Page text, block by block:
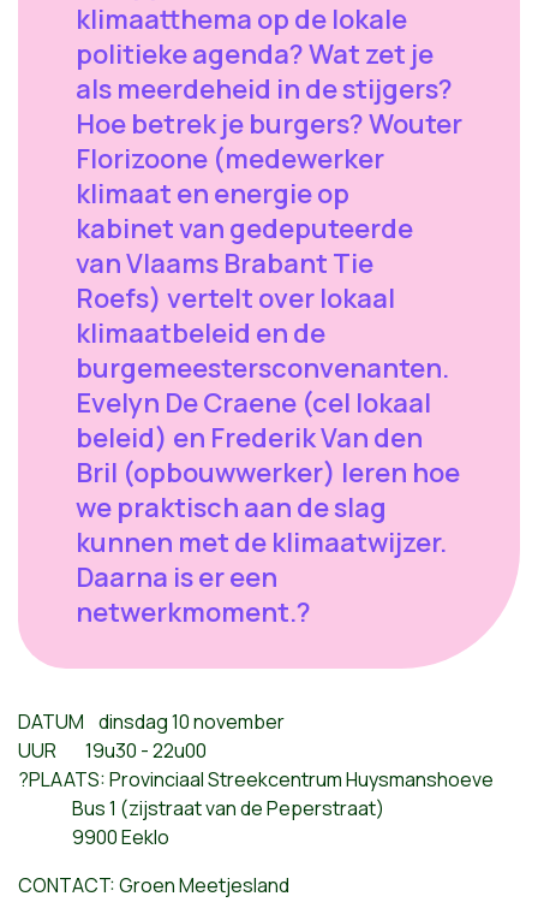
klimaatthema op de lokale
politieke agenda? Wat zet je
als meerdeheid in de stijgers?
Hoe betrek je burgers? Wouter
Florizoone (medewerker
klimaat en energie op
kabinet van gedeputeerde
van Vlaams Brabant Tie
Roefs) vertelt over lokaal
klimaatbeleid en de
burgemeestersconvenanten.
Evelyn De Craene (cel lokaal
beleid) en Frederik Van den
Bril (opbouwwerker) leren hoe
we praktisch aan de slag
kunnen met de klimaatwijzer.
Daarna is er een
netwerkmoment.?
DATUM dinsdag 10 november
UUR 19u30 - 22u00
?PLAATS: Provinciaal Streekcentrum Huysmanshoeve
Bus 1 (zijstraat van de Peperstraat)
9900 Eeklo
CONTACT:GroenMeetjesland